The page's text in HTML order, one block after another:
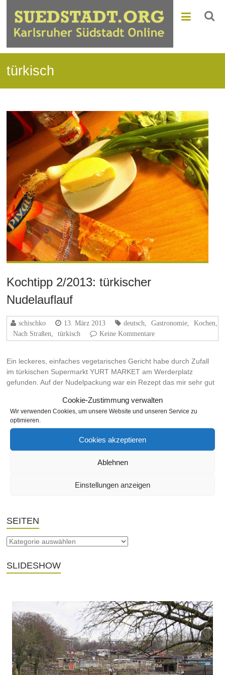
Cookie-Zustimmung verwalten
Wir verwenden Cookies, um unsere Website und unseren Service zu
optimieren.
Cookies akzeptieren
Ablehnen
Einstellungen anzeigen
türkisch
Kochtipp 2/2013: türkischer
Nudelauflauf
schischko 13. März 2013 deutsch Gastronomie Kochen
Nach Straßen
türkisch Keine Kommentare
Ein leckeres, einfaches vegetarisches Gericht habe durch Zufall
im türkischen Supermarkt YURT MARKET am Werderplatz
gefunden. Auf der Nudelpackung war ein Rezept das mir sehr gut
Weiterlesen
SEITEN
SLIDESHOW